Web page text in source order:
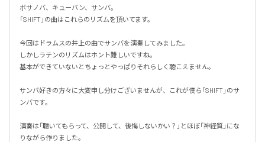
ボサノバ、キューバン、サンバ。
「SHIFT」の曲はこれらのリズムを頂いてます。
今回はドラムスの井上の曲でサンバを演奏してみました。
しかしラテンのリズムはホント難しいですね。
基本ができていないとちょっとやっぱりそれらしく聴こえません。
サンバ好きの方々に大変申し分けございませんが、これが僕ら「SHIFT」のサ
ンバです。
演奏は「聴いてもらって、公開して、後悔しないかい？」とほぼ「神経質」にな
りながら作りました。